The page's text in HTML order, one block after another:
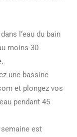
l’eau du bain
moins 30
une bassine
et plongez vos
pendant 45
est